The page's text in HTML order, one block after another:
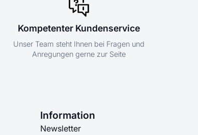
Kompetenter Kundenservice
Unser Team steht Ihnen bei Fragen und
Anregungen gerne zur Seite
Information
Newsletter